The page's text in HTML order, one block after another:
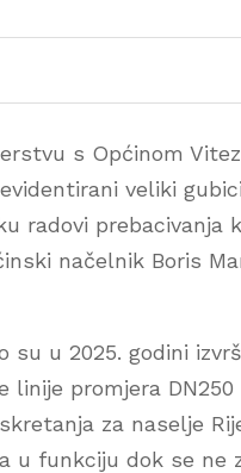
s Općinom
veliki
radovi prebacivanja
načelnik Boris
su u 2025. godini
linije promjera
za naselje
u funkciju dok se